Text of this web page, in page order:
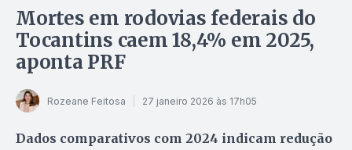
Mortes em rodovias federais do
Tocantins caem 18,4% em 2025,
aponta PRF
Rozeane Feitosa 27 janeiro 2026 às 17h05
Dados comparativos com 2024 indicam redução